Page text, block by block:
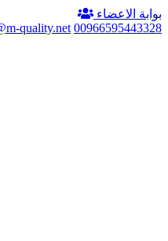
بوابة الاعضاء
00966595443328
quality.net